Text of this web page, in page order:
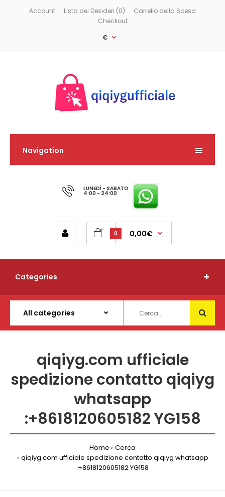
Account Lista dei Desideri (0)
Carrello della Spesa
Checkout
€
Navigation
LUNEDÌ - SABATO
4:00 - 24:00
0 0,00€
Categories
qiqiyg.com ufficiale
spedizione contatto qiqiyg
whatsapp
:+8618120605182 YG158
Home
Cerca
qiqiyg.com ufficiale spedizione contatto qiqiyg whatsapp
:+8618120605182 YG158